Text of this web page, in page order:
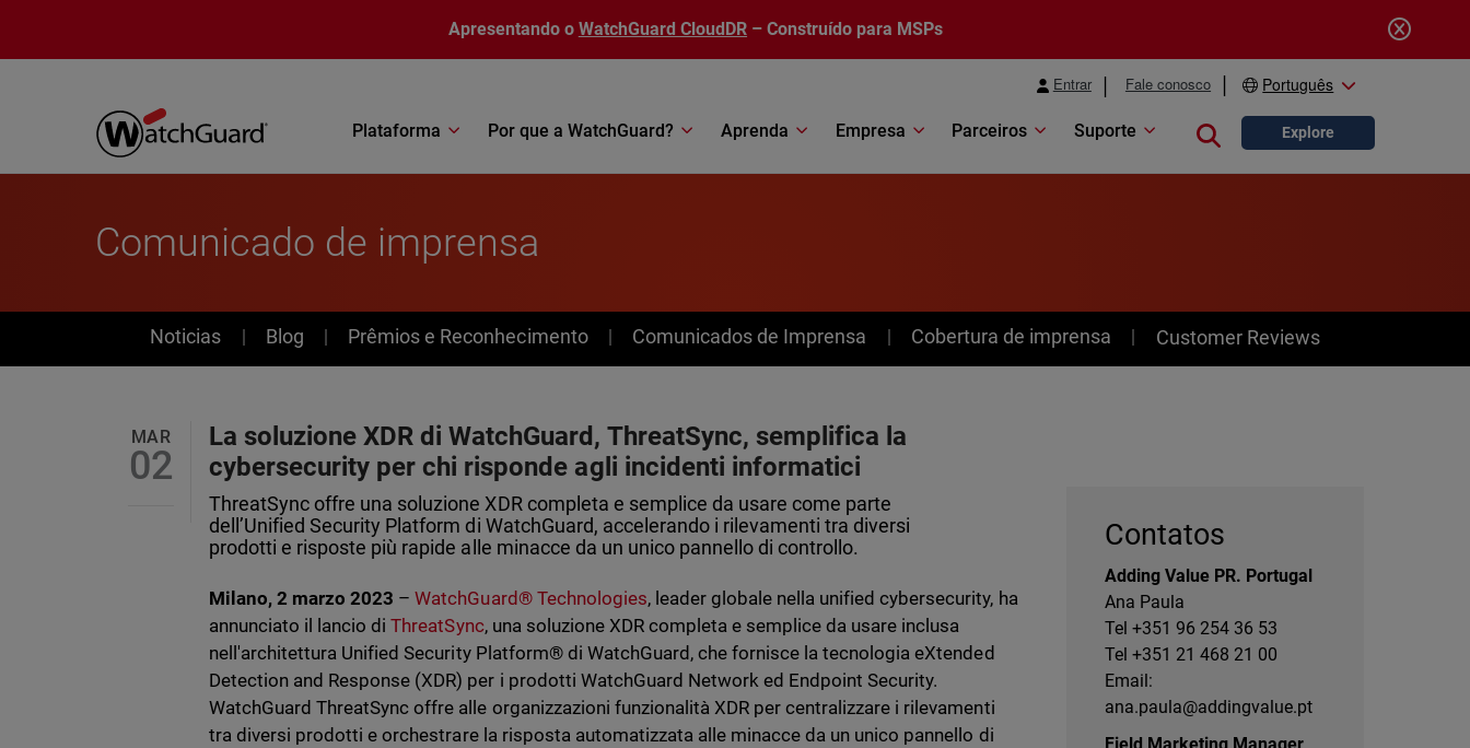
Apresentando o WatchGuard CloudDR – Construído para MSPs
Entrar Fale conosco Português
Plataforma Por que a WatchGuard? Aprenda Empresa Parceiros Suporte Close search
Explore
Comunicado de imprensa
News
Noticias Blog Prêmios e Reconhecimento Comunicados de Imprensa Cobertura de imprensa Customer Reviews
MAR
02
La soluzione XDR di WatchGuard, ThreatSync, semplifica la
cybersecurity per chi risponde agli incidenti informatici
ThreatSync offre una soluzione XDR completa e semplice da usare come parte
dell’Unified Security Platform di WatchGuard, accelerando i rilevamenti tra diversi
prodotti e risposte più rapide alle minacce da un unico pannello di controllo.
Milano, 2 marzo 2023 –WatchGuard® Technologies, leader globale nella unified cybersecurity, ha
annunciato il lancio diThreatSync, una soluzione XDR completa e semplice da usare inclusa
nell'architettura Unified Security Platform® di WatchGuard, che fornisce la tecnologia eXtended
Detection and Response (XDR) per i prodotti WatchGuard Network ed Endpoint Security.
WatchGuard ThreatSync offre alle organizzazioni funzionalità XDR per centralizzare i rilevamenti
tra diversi prodotti e orchestrare la risposta automatizzata alle minacce da un unico pannello di
Contatos
Adding Value PR. Portugal
Ana Paula
Tel +351 96 254 36 53
Tel +351 21 468 21 00
Email:
ana.paula@addingvalue.pt